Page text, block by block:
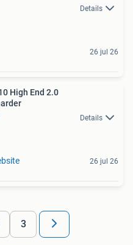
Details
26 jul 26
High End 2.0
Details
26 jul 26
3